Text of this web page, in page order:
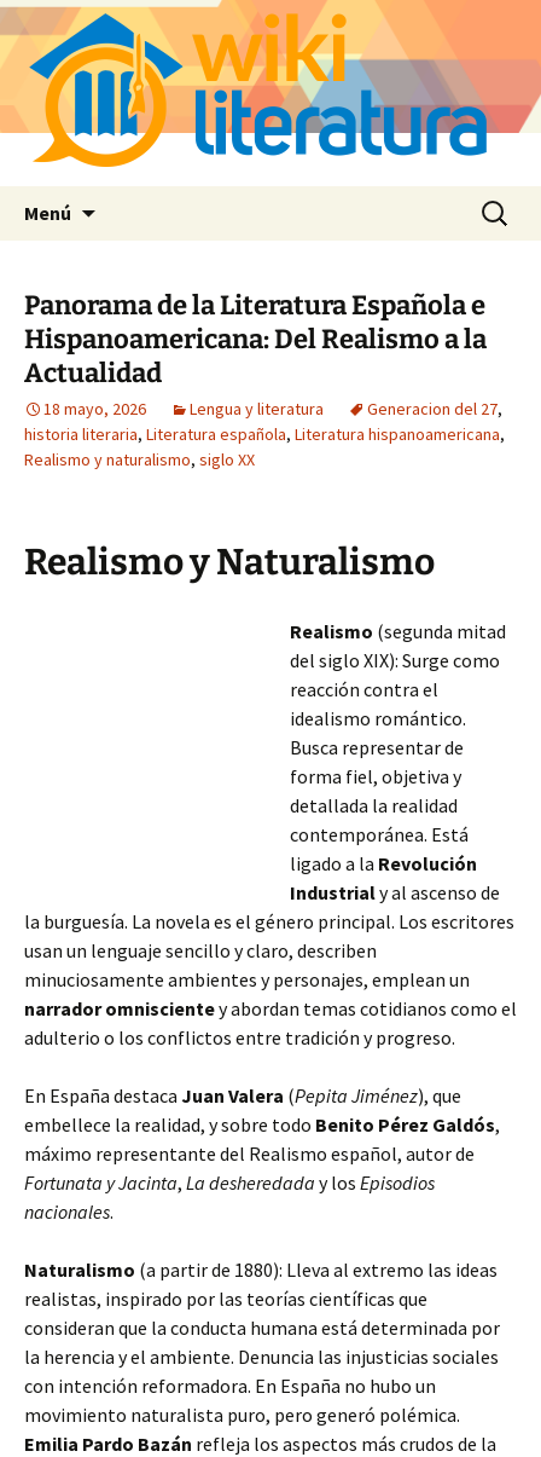
Menú Buscar:
Panorama de la Literatura Española e
Hispanoamericana: Del Realismo a la
Actualidad
18 mayo, 2026 Lengua y literatura Generacion del 27,
historia literaria, Literatura española, Literatura hispanoamericana,
Realismo y naturalismo, siglo XX
Realismo y Naturalismo
Realismo (segunda mitad
del siglo XIX): Surge como
reacción contra el
idealismo romántico.
Busca representar de
forma fiel, objetiva y
detallada la realidad
contemporánea. Está
ligado a la Revolución
Industrialy al ascenso de
la burguesía. La novela es el género principal. Los escritores
usan un lenguaje sencillo y claro, describen
minuciosamente ambientes y personajes, emplean un
narrador omniscientey abordan temas cotidianos como el
adulterio o los conflictos entre tradición y progreso.
En España destaca Juan Valera (Pepita Jiménez), que
embellece la realidad, y sobre todo Benito Pérez Galdós,
máximo representante del Realismo español, autor de
Fortunata y Jacinta, La desheredada y los Episodios
nacionales.
Naturalismo (a partir de 1880): Lleva al extremo las ideas
realistas, inspirado por las teorías científicas que
consideran que la conducta humana está determinada por
la herencia y el ambiente. Denuncia las injusticias sociales
con intención reformadora. En España no hubo un
movimiento naturalista puro, pero generó polémica.
Emilia Pardo Bazán refleja los aspectos más crudos de la